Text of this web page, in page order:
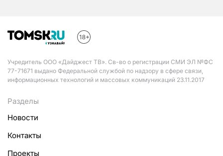
Учредитель ООО «Дайджест ТВ». Св-во о регистрации СМИ ЭЛ №ФС
77-71671 выдано Федеральной службой по надзору в сфере связи,
информационных технологий и массовых коммуникаций 23.11.2017
Разделы
Новости
Контакты
Проекты